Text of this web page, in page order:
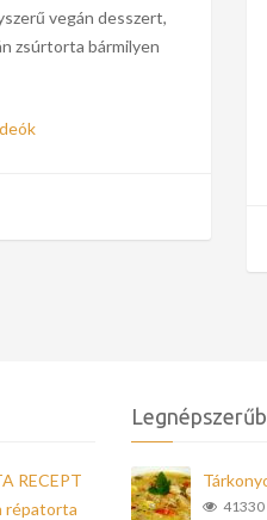
vegán desszert,
zsúrtorta bármilyen
RECEPT
répatorta
41330